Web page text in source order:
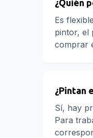
¿Quién
Es
pintor, el
comprar
¿Pintan
Sí, hay
Para